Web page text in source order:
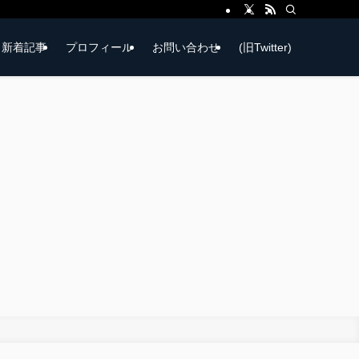
新着記事 プロフィール お問い合わせ (旧Twitter)